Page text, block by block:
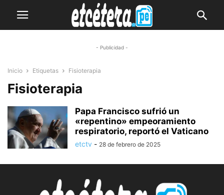
- Publicidad -
Inicio Etiquetas Fisioterapia
Fisioterapia
Papa Francisco sufrió un
«repentino» empeoramiento
respiratorio, reportó el Vaticano
etctv - 28 de febrero de 2025